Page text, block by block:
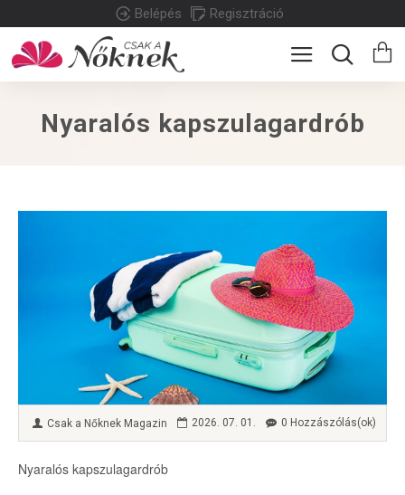
Belépés Regisztráció
Nyaralós kapszulagardrób
Csak a Nőknek Magazin 2026. 07. 01. 0 Hozzászólás(ok)
Nyaralós kapszulagardrób